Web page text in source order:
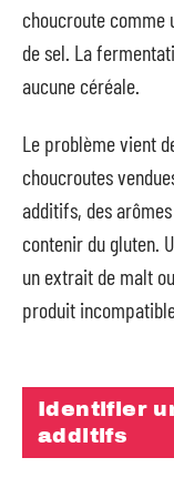
choucroute comme
de sel. La
aucune céréale.
Le problème vient
choucroutes
additifs, des
contenir du gluten.
un extrait de malt
produit
Identifier
additifs